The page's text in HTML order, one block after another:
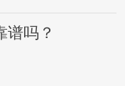
谱吗？